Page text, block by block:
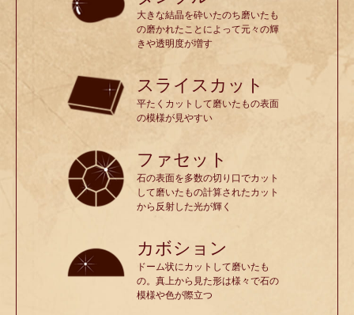
大きな結晶を砕いたのち磨いたも
の磨かれたことによって元々の輝
きや透明度が増す
スライスカット
平たくカットして磨いたもの表面
の模様が見やすい
ファセット
石の表面を多数の切り口でカット
して磨いたもの計算されたカット
から反射した光が輝く
カボション
ドーム状にカットして磨いたも
の。真上から見た形は様々で石の
模様や色が際立つ